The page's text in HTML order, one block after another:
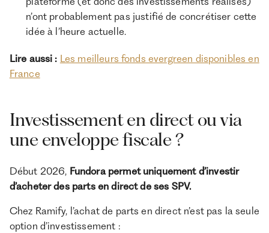
n’ont probablement pas justifié de concrétiser cette
idée à l’heure actuelle.
Lire aussi : Les meilleurs fonds evergreen disponibles en
France
Investissement en direct ou via
une enveloppe fiscale ?
Début 2026, Fundora permet uniquement d’investir
d’acheter des parts en direct de ses SPV.
Chez Ramify, l’achat de parts en direct n’est pas la seule
option d’investissement :